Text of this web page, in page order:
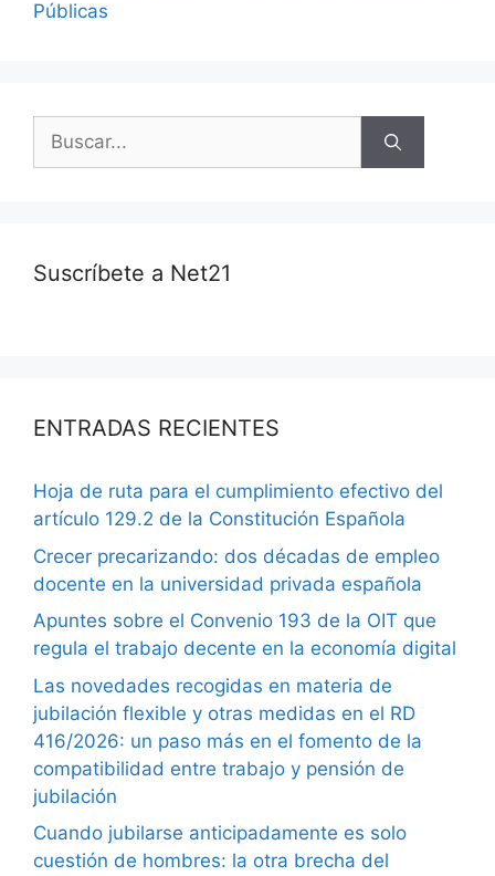
Públicas
Suscríbete a Net21
ENTRADAS RECIENTES
Hoja de ruta para el cumplimiento efectivo del
artículo 129.2 de la Constitución Española
Crecer precarizando: dos décadas de empleo
docente en la universidad privada española
Apuntes sobre el Convenio 193 de la OIT que
regula el trabajo decente en la economía digital
Las novedades recogidas en materia de
jubilación flexible y otras medidas en el RD
416/2026: un paso más en el fomento de la
compatibilidad entre trabajo y pensión de
jubilación
Cuando jubilarse anticipadamente es solo
cuestión de hombres: la otra brecha del